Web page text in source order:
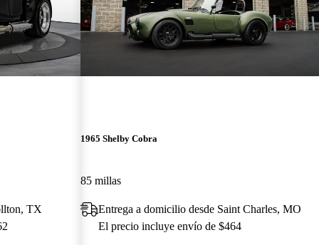
TX
1965 Shelby Cobra
85 millas
Entrega a domicilio desde Saint Charles, MO
El precio incluye envío de $464